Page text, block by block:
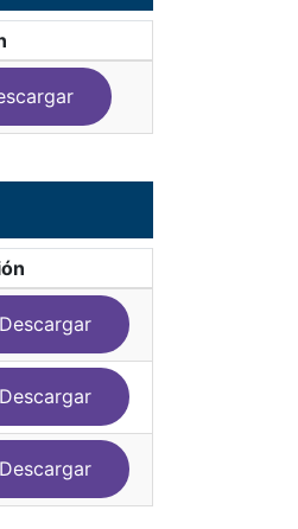
Descargar
Descargar
Descargar